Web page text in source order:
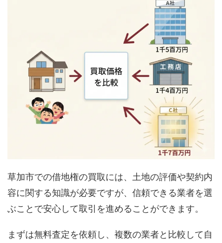
草加市での借地権の買取には、土地の評価や契約内
容に関する知識が必要ですが、信頼できる業者を選
ぶことで安心して取引を進めることができます。
まずは無料査定を依頼し、複数の業者と比較して自